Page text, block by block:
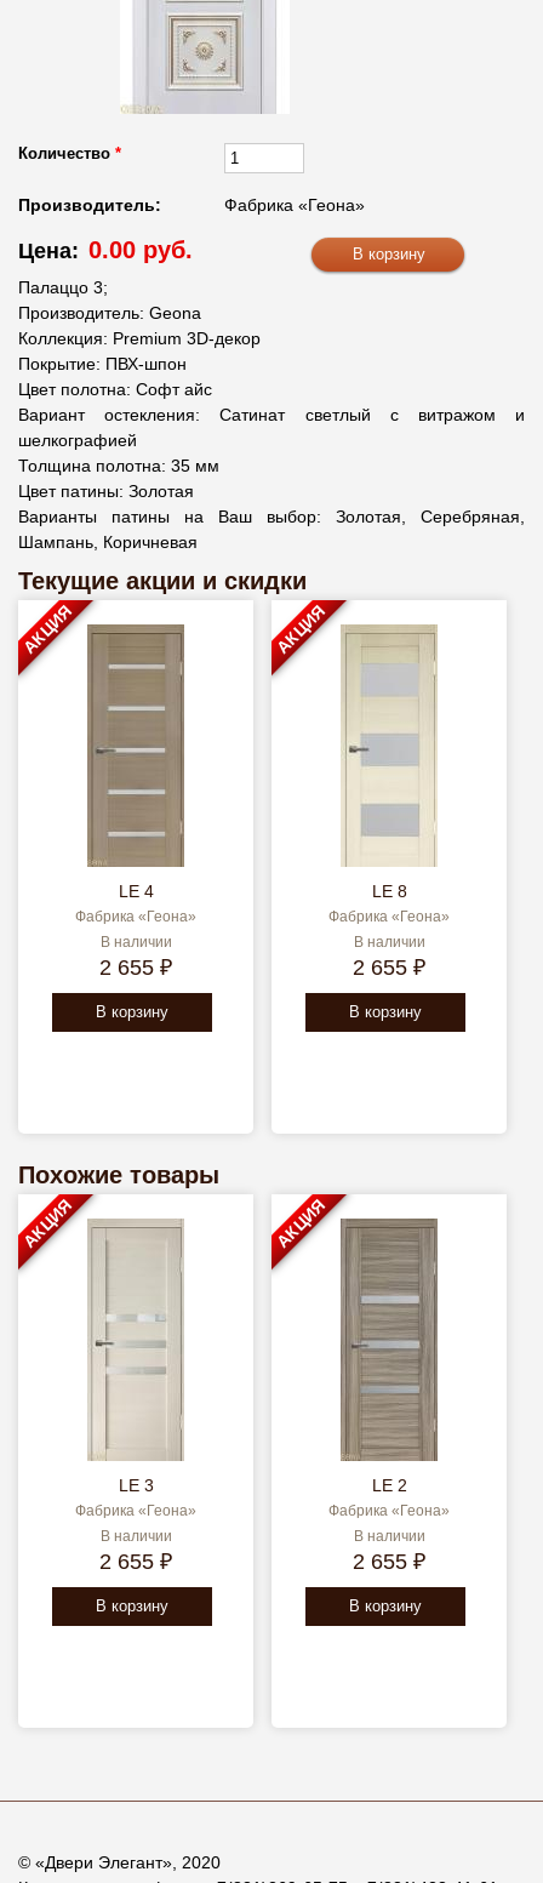
Количество *
Производитель: Фабрика «Геона»
Цена: 0.00 руб.
Палаццо 3;
Производитель: Geona
Коллекция: Premium 3D-декор
Покрытие: ПВХ-шпон
Цвет полотна: Софт айс
Вариант остекления: Сатинат светлый с витражом и
шелкографией
Толщина полотна: 35 мм
Цвет патины: Золотая
Варианты патины на Ваш выбор: Золотая, Серебряная,
Шампань, Коричневая
Текущие акции и скидки
LE 4
Фабрика «Геона»
В наличии
2 655 ₽
В корзину
АКЦИЯ
LE 8
Фабрика «Геона»
В наличии
2 655 ₽
В корзину
АКЦИЯ
Похожие товары
LE 3
Фабрика «Геона»
В наличии
2 655 ₽
В корзину
АКЦИЯ
LE 2
Фабрика «Геона»
В наличии
2 655 ₽
В корзину
АКЦИЯ
© «Двери Элегант», 2020